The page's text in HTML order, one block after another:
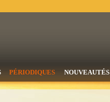
PÉRIODIQUES NOUVEAUTÉS